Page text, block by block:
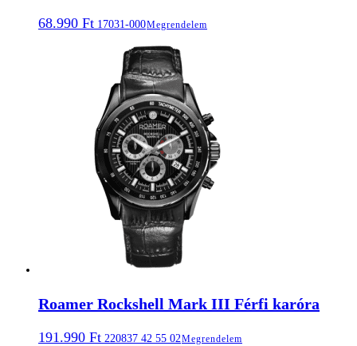
68.990 Ft 17031-000Megrendelem
Roamer Rockshell Mark III Férfi karóra
191.990 Ft 220837 42 55 02Megrendelem